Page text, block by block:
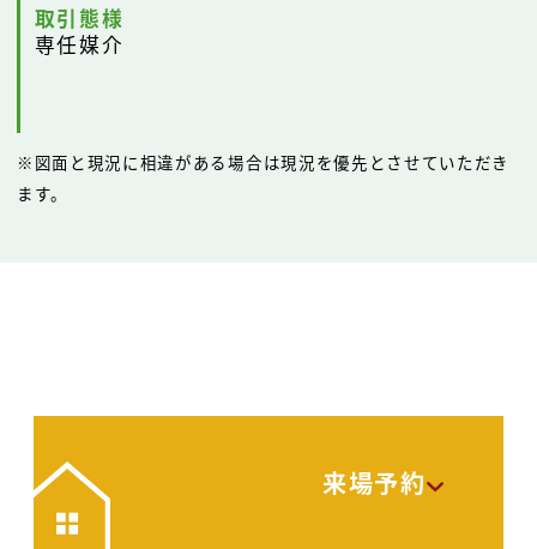
取引態様
専任媒介
※図面と現況に相違がある場合は現況を優先とさせていただき
ます。
来場予約